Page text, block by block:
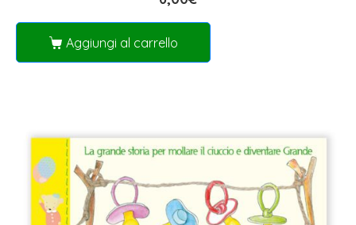
Aggiungi al carrello